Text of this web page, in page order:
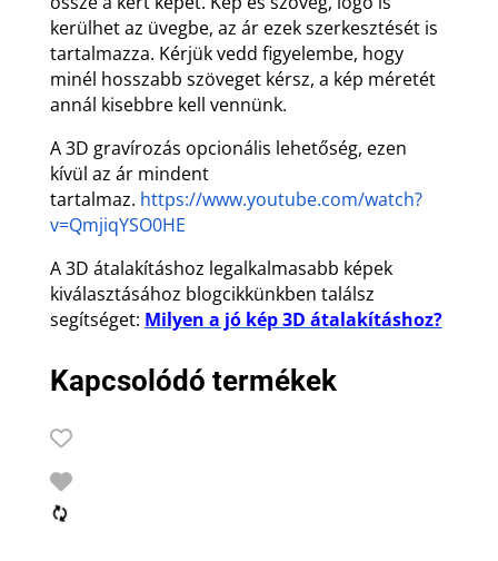
kerülhet az üvegbe, az ár ezek szerkesztését is
tartalmazza. Kérjük vedd figyelembe, hogy
minél hosszabb szöveget kérsz, a kép méretét
annál kisebbre kell vennünk.
A 3D gravírozás opcionális lehetőség, ezen
kívül az ár mindent
tartalmaz. https://www.youtube.com/watch?
v=QmjiqYSO0HE
A 3D átalakításhoz legalkalmasabb képek
kiválasztásához blogcikkünkben találsz
segítséget: Milyen a jó kép 3D átalakításhoz?
Kapcsolódó termékek